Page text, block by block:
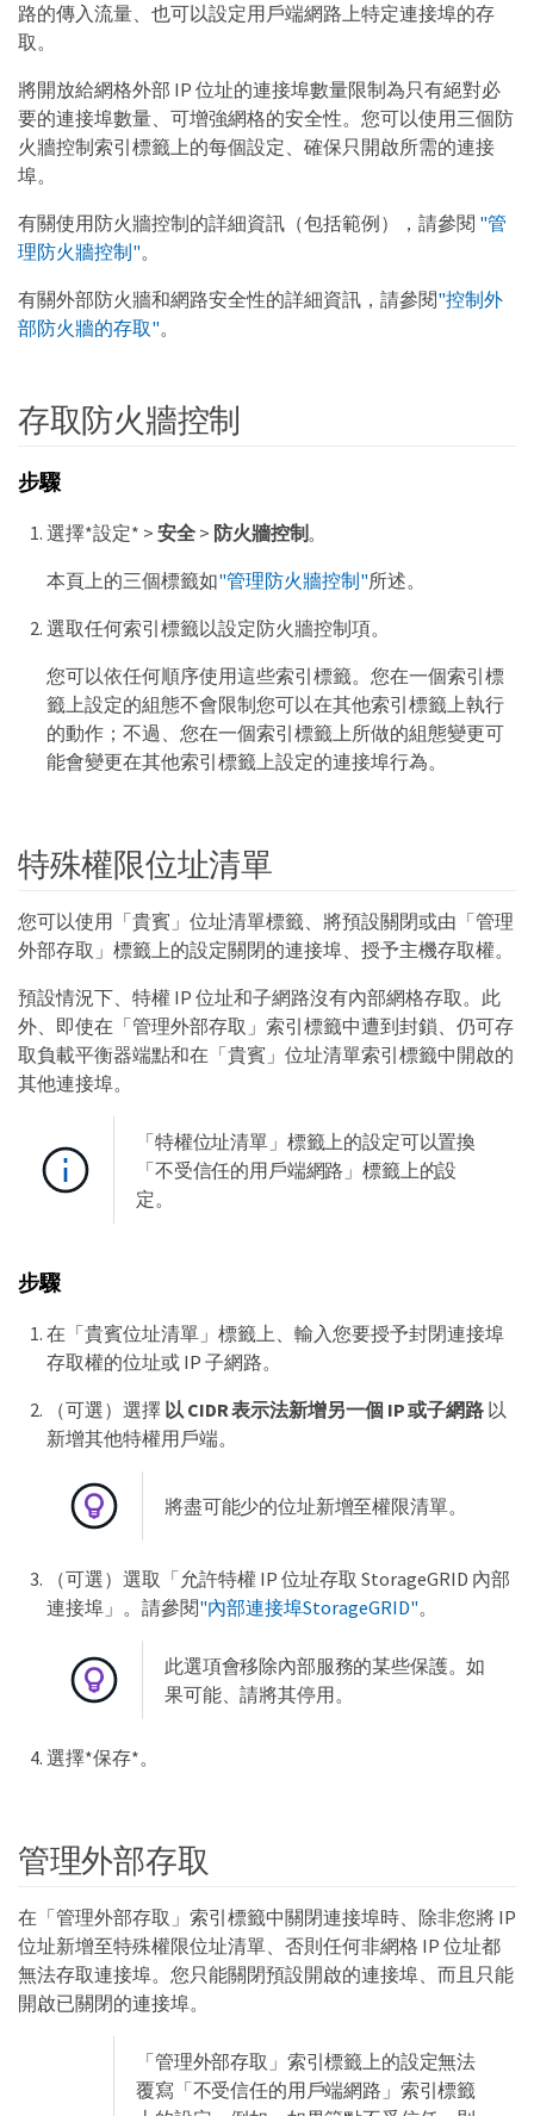
路的傳入流量、也可以設定用戶端網路上特定連接埠的存
取。
將開放給網格外部 IP 位址的連接埠數量限制為只有絕對必
要的連接埠數量、可增強網格的安全性。您可以使用三個防
火牆控制索引標籤上的每個設定、確保只開啟所需的連接
埠。
有關使用防火牆控制的詳細資訊（包括範例），請參閱 "管
理防火牆控制"。
有關外部防火牆和網路安全性的詳細資訊，請參閱"控制外
部防火牆的存取"。
存取防火牆控制
步驟
選擇*設定* > 安全> 防火牆控制。
本頁上的三個標籤如"管理防火牆控制"所述。
選取任何索引標籤以設定防火牆控制項。
您可以依任何順序使用這些索引標籤。您在一個索引標
籤上設定的組態不會限制您可以在其他索引標籤上執行
的動作；不過、您在一個索引標籤上所做的組態變更可
能會變更在其他索引標籤上設定的連接埠行為。
特殊權限位址清單
您可以使用「貴賓」位址清單標籤、將預設關閉或由「管理
外部存取」標籤上的設定關閉的連接埠、授予主機存取權。
預設情況下、特權 IP 位址和子網路沒有內部網格存取。此
外、即使在「管理外部存取」索引標籤中遭到封鎖、仍可存
取負載平衡器端點和在「貴賓」位址清單索引標籤中開啟的
其他連接埠。
「特權位址清單」標籤上的設定可以置換
「不受信任的用戶端網路」標籤上的設
定。
步驟
在「貴賓位址清單」標籤上、輸入您要授予封閉連接埠
存取權的位址或 IP 子網路。
（可選）選擇 以 CIDR 表示法新增另一個 IP 或子網路 以
新增其他特權用戶端。
將盡可能少的位址新增至權限清單。
（可選）選取「允許特權 IP 位址存取 StorageGRID 內部
連接埠」。請參閱"內部連接埠StorageGRID"。
此選項會移除內部服務的某些保護。如
果可能、請將其停用。
選擇*保存*。
管理外部存取
在「管理外部存取」索引標籤中關閉連接埠時、除非您將 IP
位址新增至特殊權限位址清單、否則任何非網格 IP 位址都
無法存取連接埠。您只能關閉預設開啟的連接埠、而且只能
開啟已關閉的連接埠。
「管理外部存取」索引標籤上的設定無法
覆寫「不受信任的用戶端網路」索引標籤